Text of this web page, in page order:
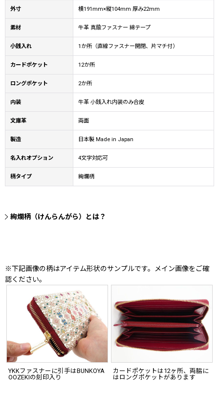
外寸 横191mm×縦104mm 厚み22mm
素材 牛革 真鍮ファスナー 綿テープ
小銭入れ 1か所（直線ファスナー開閉、片マチ付）
カードポケット 12か所
ロングポケット 2か所
内装 牛革 小銭入れ内装のみ合皮
文庫革 両面
製造 日本製 Made in Japan
名入れオプション 4文字対応可
柄タイプ 絢爛柄
絢爛柄（けんらんがら）とは？
※下記画像の柄はアイテム形状のサンプルです。メイン画像をご確
認ください。
YKKファスナーに引手はBUNKOYA
OOZEKIの刻印入り
カードポケットは12ヶ所、両脇に
はロングポケットがあります